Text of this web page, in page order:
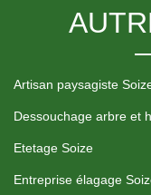
Artisan paysagiste
Dessouchage arbre et
Etetage Soize
Entreprise élagage